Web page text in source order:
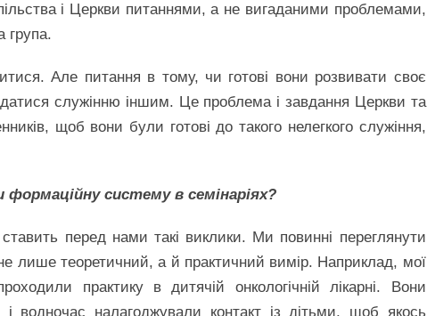
і Церкви питаннями, а не вигаданими проблемами,
група.
Але питання в тому, чи готові вони розвивати своє
служінню іншим. Це проблема і завдання Церкви та
щоб вони були готові до такого нелегкого служіння,
систему в семінаріях?
перед нами такі виклики. Ми повинні переглянути
лише теоретичний, а й практичний вимір. Наприклад, мої
практику в дитячій онкологічній лікарні. Вони
водночас налагоджували контакт із дітьми, щоб якось